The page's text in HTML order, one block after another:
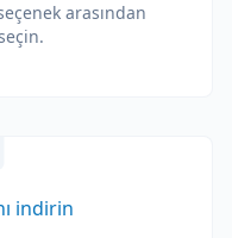
arasından
indirin